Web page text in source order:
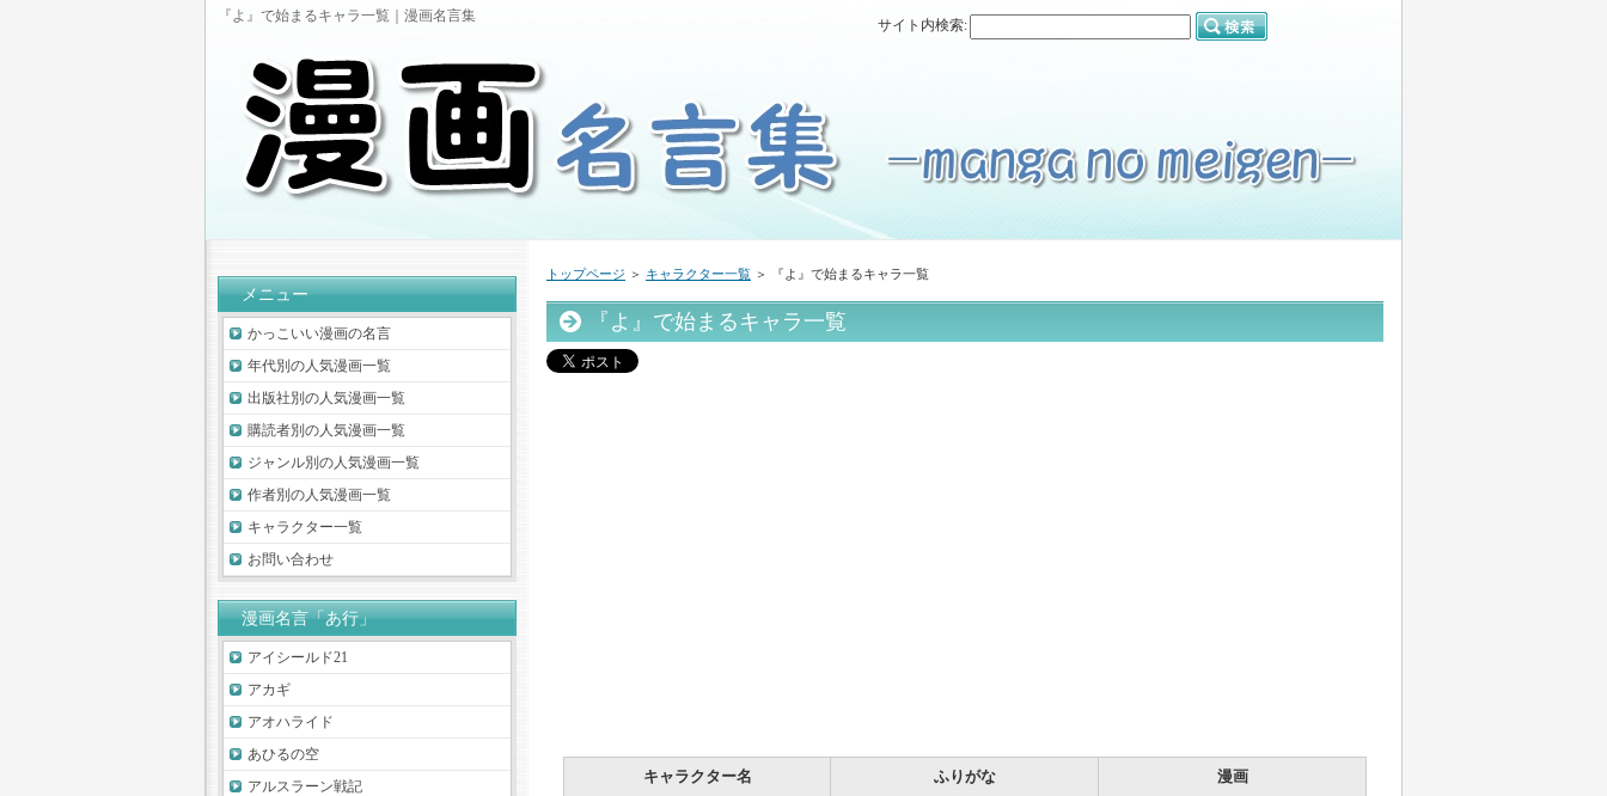
『よ』で始まるキャラ一覧｜漫画名言集
トップページ ＞ キャラクター一覧 ＞ 『よ』で始まるキャラ一覧
『よ』で始まるキャラ一覧
キャラクター名 ふりがな 漫画
メニュー
かっこいい漫画の名言
年代別の人気漫画一覧
出版社別の人気漫画一覧
購読者別の人気漫画一覧
ジャンル別の人気漫画一覧
作者別の人気漫画一覧
キャラクター一覧
お問い合わせ
漫画名言「あ行」
アイシールド21
アカギ
アオハライド
あひるの空
アルスラーン戦記
サイト内検索: